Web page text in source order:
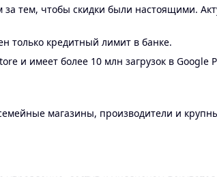
за тем, чтобы скидки были настоящими.
только кредитный лимит в банке.
и имеет более 10 млн загрузок в Google
магазины, производители и